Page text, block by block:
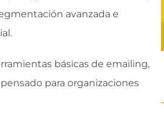
avanzada e
básicas de emailing,
para organizaciones